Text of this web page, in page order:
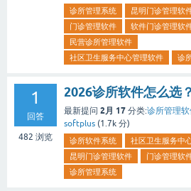
诊所管理系统
昆明门诊管理软
门诊管理软件
软件门诊管理软
民营诊所管理软件
社区卫生服务中心管理软件
诊
1
回答
482 浏览
2026诊所软件怎么选？
最新提问 2月 17 分类:诊所管理
softplus (1.7k 分)
诊所软件系统
社区卫生服务中
昆明门诊管理软件
门诊管理软
诊所管理系统